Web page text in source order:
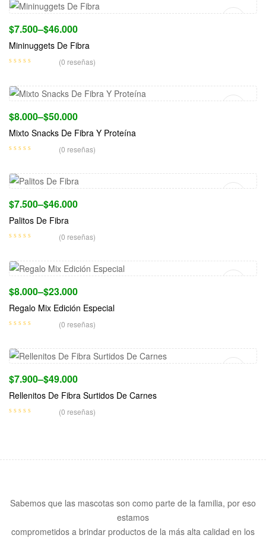
$7.500–$46.000
Mininuggets De Fibra
(0 reseñas)
Seleccionar Opciones
$8.000–$50.000
Mixto Snacks De Fibra Y Proteína
(0 reseñas)
Seleccionar Opciones
$7.500–$46.000
Palitos De Fibra
(0 reseñas)
Seleccionar Opciones
$8.000–$23.000
Regalo Mix Edición Especial
(0 reseñas)
Seleccionar Opciones
$7.900–$49.000
Rellenitos De Fibra Surtidos De Carnes
(0 reseñas)
Sabemos que las mascotas son como parte de la familia, por eso
estamos
comprometidos a brindar productos de la más alta calidad en los